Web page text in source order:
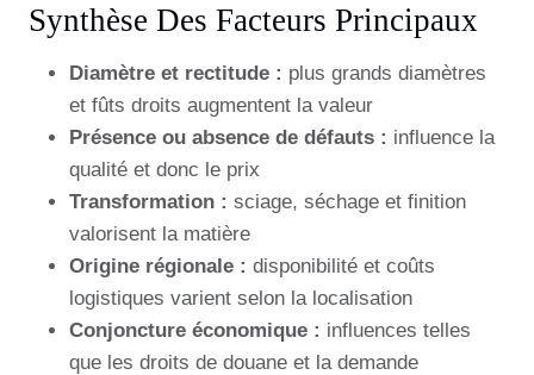
Synthèse Des Facteurs Principaux
Diamètre et rectitude : plus grands diamètres
et fûts droits augmentent la valeur
Présence ou absence de défauts : influence la
qualité et donc le prix
Transformation : sciage, séchage et finition
valorisent la matière
Origine régionale : disponibilité et coûts
logistiques varient selon la localisation
Conjoncture économique : influences telles
que les droits de douane et la demande